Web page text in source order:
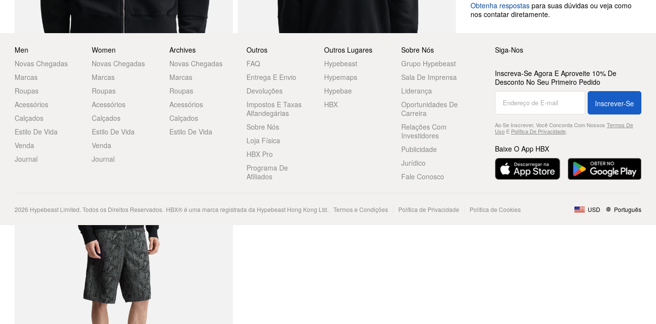
Obtenha respostas para suas dúvidas ou veja como
nos contatar diretamente.
Men
Novas Chegadas
Marcas
Roupas
Acessórios
Calçados
Estilo De Vida
Venda
Journal
Women
Novas Chegadas
Marcas
Roupas
Acessórios
Calçados
Estilo De Vida
Venda
Journal
Archives
Novas Chegadas
Marcas
Roupas
Acessórios
Calçados
Estilo De Vida
Outros
FAQ
Entrega E Envio
Devoluções
Impostos E Taxas
Alfandegárias
Sobre Nós
Loja Física
HBX Pro
Programa De
Afiliados
Outros Lugares
Hypebeast
Hypemaps
Hypebae
HBX
Sobre Nós
Grupo Hypebeast
Sala De Imprensa
Liderança
Oportunidades De
Carreira
Relações Com
Investidores
Publicidade
Jurídico
Fale Conosco
Siga-Nos
Inscreva-Se Agora E Aproveite 10% De
Desconto No Seu Primeiro Pedido
Inscrever-Se
Ao Se Inscrever, Você Concorda Com Nossos Termos De
UsoE Política De Privacidade.
Baixe O App HBX
2026 Hypebeast Limited. Todos os Direitos Reservados. HBX® é uma marca registrada da Hypebeast Hong Kong Ltd. Termos e Condições Política de Privacidade Política de Cookies USD Português